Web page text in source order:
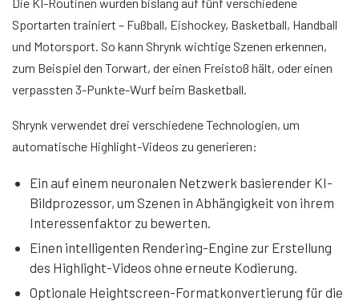
Sportarten trainiert – Fußball, Eishockey, Basketball, Handball
und Motorsport. So kann Shrynk wichtige Szenen erkennen,
zum Beispiel den Torwart, der einen Freistoß hält, oder einen
verpassten 3-Punkte-Wurf beim Basketball.
Shrynk verwendet drei verschiedene Technologien, um
automatische Highlight-Videos zu generieren:
Ein auf einem neuronalen Netzwerk basierender KI-
Bildprozessor, um Szenen in Abhängigkeit von ihrem
Interessenfaktor zu bewerten.
Einen intelligenten Rendering-Engine zur Erstellung
des Highlight-Videos ohne erneute Kodierung.
Optionale Heightscreen-Formatkonvertierung für die